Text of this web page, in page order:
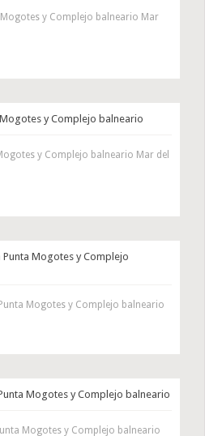
y Complejo balneario Mar
y Complejo balneario
y Complejo balneario Mar del
Mogotes y Complejo
Mogotes y Complejo balneario
Mogotes y Complejo balneario
Mogotes y Complejo balneario